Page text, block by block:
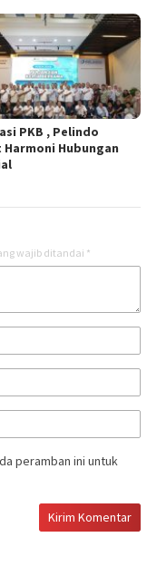
PKB , Pelindo
Hubungan
wajib ditandai *
peramban ini untuk